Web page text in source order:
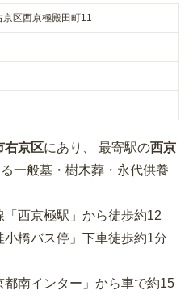
区西京極殿田町11
右京区にあり、 最寄駅の西京
一般墓・樹木葬・永代供養
「西京極駅」から徒歩約12
橋バス停」下車徒歩約1分
都南インター」から車で約15